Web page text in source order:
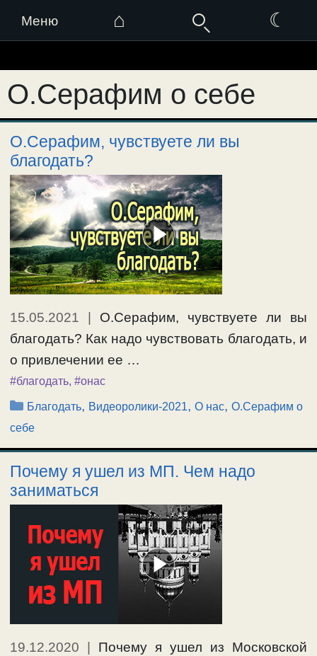
Меню ⌂ ☾
к
содержимому
О.Серафим о себе
О.Серафим, чувствуете ли вы
благодать?
15.05.2021
О.Серафим, чувствуете ли вы
благодать? Как надо чувствовать благодать, и
о привлечении ее …
#благодать, #онас
Рубрики
Благодать, Видеоролики-2021,О нас,О.Серафим о
себе
Почему я ушел из МП. Чем надо
заниматься
19.12.2020
Почему я ушел из Московской